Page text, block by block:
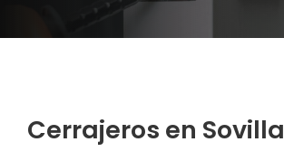
Cerrajeros en Sovilla